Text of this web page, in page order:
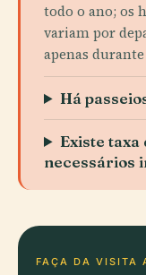
todo o ano; os
variam por
apenas
Há
Existe taxa
necessários
FAÇA DA VISITA